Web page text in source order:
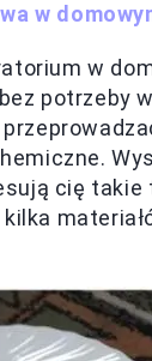
w
w
bez potrzeby
cię takie